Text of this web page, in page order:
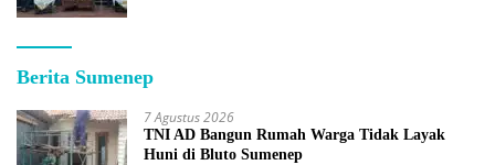
Berita Sumenep
7 Agustus 2026
TNI AD Bangun Rumah Warga Tidak Layak
Huni di Bluto Sumenep